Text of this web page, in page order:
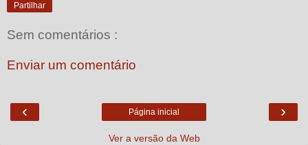
Partilhar
Sem comentários :
Enviar um comentário
‹ ›
Página inicial
Ver a versão da Web